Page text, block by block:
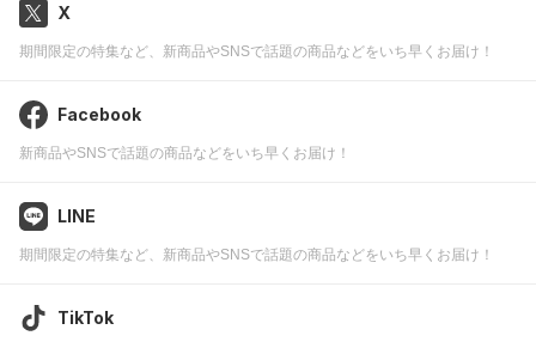
X
期間限定の特集など、新商品やSNSで話題の商品などをいち早くお届け！
Facebook
新商品やSNSで話題の商品などをいち早くお届け！
LINE
期間限定の特集など、新商品やSNSで話題の商品などをいち早くお届け！
TikTok